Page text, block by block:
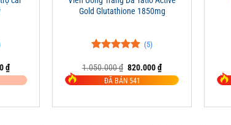
₫Giá
hiện
tại
Gold Glutathione 1850mg
đánh giá
(5)
1.050.000₫ Giá
gốc
là:
820.000₫Giá
hiện
tại
ĐÃ BÁN 541